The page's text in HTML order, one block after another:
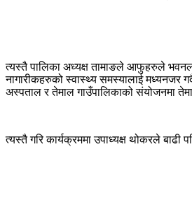
त्यस्तै पालिका अध्यक्ष तामाङले आफुहरुले
नागारीकहरुको स्वास्थ्य समस्यालाई मध्यनजर
अस्पताल र तेमाल गाउँपालिकाको संयोजनमा
त्यस्तै गरि कार्यक्रममा उपाध्यक्ष थोकरले